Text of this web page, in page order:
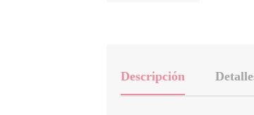
Descripción